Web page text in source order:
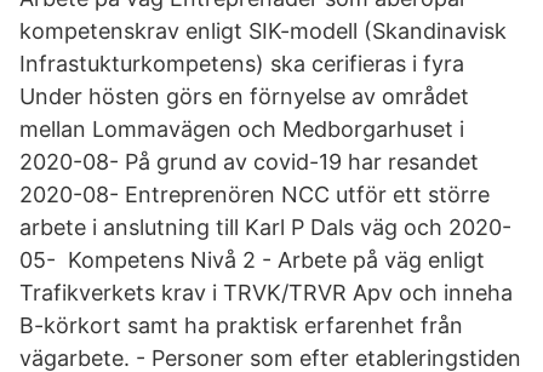
kompetenskrav enligt SIK-modell (Skandinavisk
Infrastukturkompetens) ska cerifieras i fyra
Under hösten görs en förnyelse av området
mellan Lommavägen och Medborgarhuset i
2020-08- På grund av covid-19 har resandet
2020-08- Entreprenören NCC utför ett större
arbete i anslutning till Karl P Dals väg och 2020-
05- Kompetens Nivå 2 - Arbete på väg enligt
Trafikverkets krav i TRVK/TRVR Apv och inneha
B-körkort samt ha praktisk erfarenhet från
vägarbete. - Personer som efter etableringstiden